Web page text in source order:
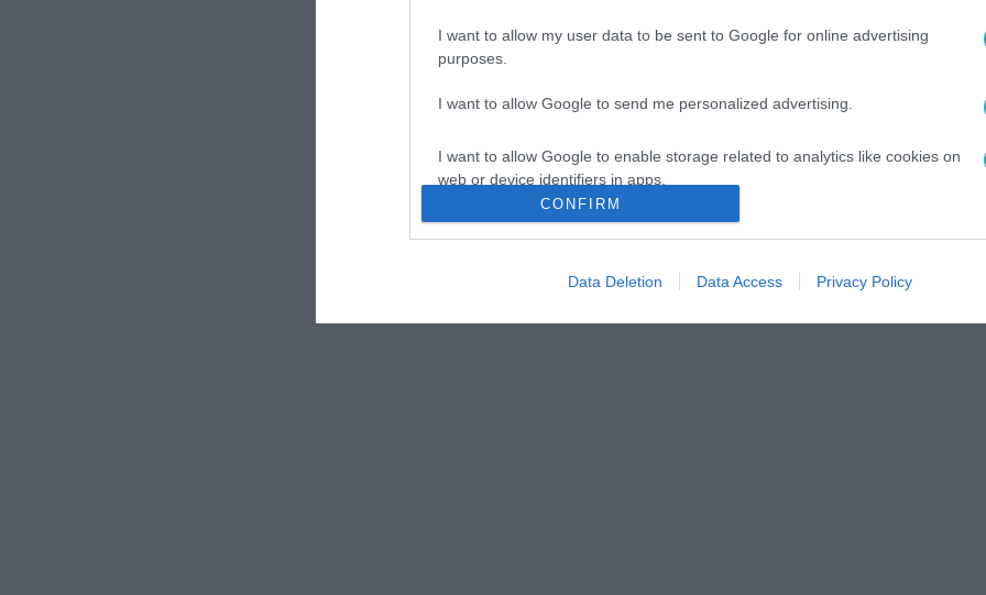
I want to allow my user data to be sent to Google for online advertising
purposes.
I want to allow Google to send me personalized advertising.
I want to allow Google to enable storage related to analytics like cookies on
web or device identifiers in apps.
I want to allow Google to enable storage related to functionality of the website
I want to allow Google to enable storage related to personalization.
CONFIRM
Data Deletion Data Access Privacy Policy